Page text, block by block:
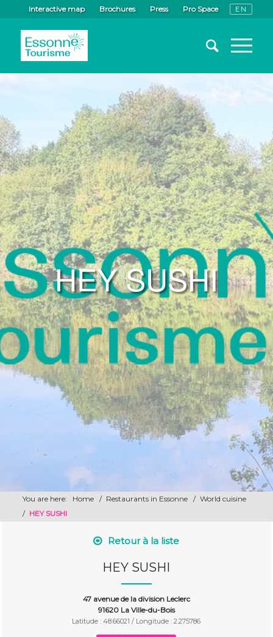
Interactive map Brochures Press Pro Space
HEY SUSHI
You are here: Home / Restaurants in Essonne / World cuisine
/ HEY SUSHI
Retour à la liste
HEY SUSHI
47 avenue de la division Leclerc
91620 La Ville-du-Bois
Latitude : 48.66021 / Longitude : 2.275786